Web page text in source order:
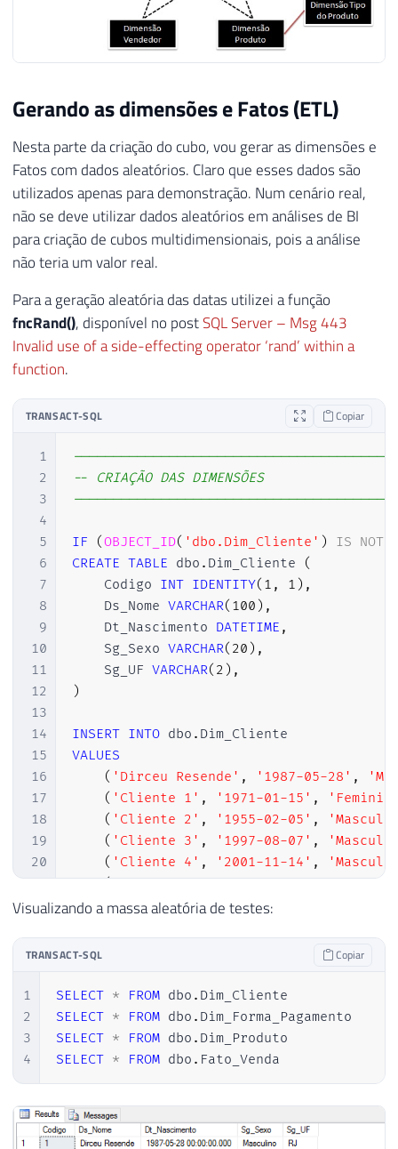
Gerando as dimensões e Fatos (ETL)
Nesta parte da criação do cubo, vou gerar as dimensões e
Fatos com dados aleatórios. Claro que esses dados são
utilizados apenas para demonstração. Num cenário real,
não se deve utilizar dados aleatórios em análises de BI
para criação de cubos multidimensionais, pois a análise
não teria um valor real.
Para a geração aleatória das datas utilizei a função
fncRand(), disponível no postSQL Server – Msg 443
Invalid use of a side-effecting operator ‘rand’ within a
function.
TRANSACT-SQL Copiar
1
2
3
4
5
6
7
8
9
10
11
12
13
14
15
16
17
18
19
20
21
22
24
32
33
-- CRIAÇÃO DAS DIMENSÕES
IF (OBJECT_ID( 'dbo.Dim_Cliente' ) IS NOT
CREATE TABLE dbo . Dim_Cliente
(
    Codigo
INT IDENTITY( 1 , 1 ) ,
    Ds_Nome
VARCHAR( 100 ) ,
    Dt_Nascimento
DATETIME ,
    Sg_Sexo
VARCHAR( 20 ) ,
    Sg_UF
VARCHAR( 2 ) ,
)
INSERT INTO dbo .
VALUES
( 'Dirceu Resende' , '1987-05-28' ,
( 'Cliente 1' , '1971-01-15' ,
( 'Cliente 2' , '1955-02-05' ,
( 'Cliente 3' , '1997-08-07' ,
( 'Cliente 4' , '2001-11-14' ,
('Cliente 5', '1985-12-13',
('Cliente 6', '1982-09-22'
IF (OBJECT_ID('dbo.Dim_Forma_Pagamento'
CREATE
TABLE dbo .Dim_Forma_Pagamento
    Codigo
INT IDENTITY(1,
    Ds_Nome
VARCHAR( 100)
INSERT INTO dbo.
Dim_Forma_Pagamento
VALUES
Visualizando a massa aleatória de testes:
TRANSACT-SQL Copiar
1
2
3
4
SELECT * FROM dbo .
SELECT * FROM dbo .
SELECT * FROM dbo .
SELECT * FROM dbo . Fato_Venda